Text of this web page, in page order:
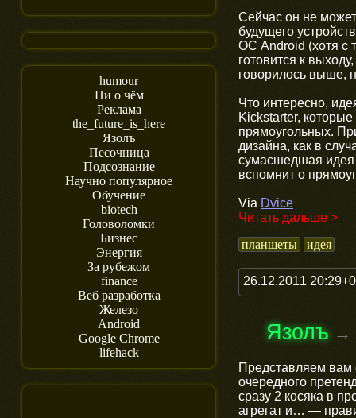
humour
Ни о чём
Реклама
the_future_is_here
Язолъ
Песочница
Подсознание
Научно популярное
Обучение
biotech
Головоломки
Бизнес
Энергия
За рубежом
finance
Веб разработка
Железо
Android
Google Chrome
lifehack
Сейчас он не
будущего
ОС Android (хотя с
готовится к
говорилось выше,
Что интересно,
Kickstarter,
прямоугольных.
дизайна, как в
сумасшедшая идея
вспомнит о
Via Dvice
Читать дальше >
планшеты
идея
26.12.2011
Язолъ→
Представляем вам
очередного
сразу 2 косяка в
агрегат и… —